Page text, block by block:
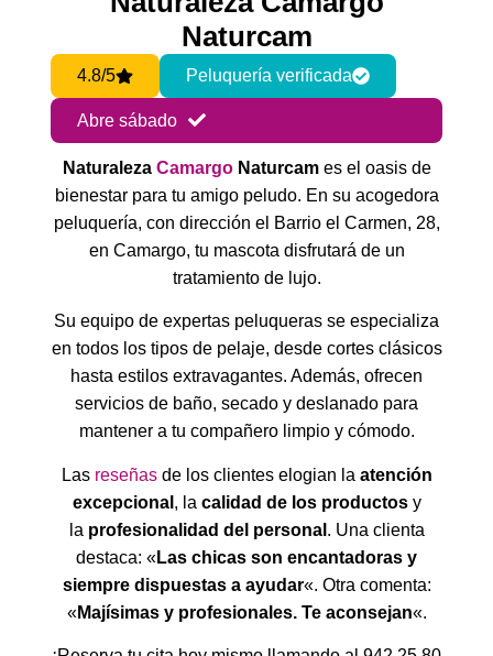
Naturcam
4.8/5 Peluquería verificada
Abre sábado
Naturaleza CamargoNaturcames el oasis de
bienestar para tu amigo peludo. En su acogedora
peluquería, con dirección el Barrio el Carmen, 28,
en Camargo, tu mascota disfrutará de un
tratamiento de lujo.
Su equipo de expertas peluqueras se especializa
en todos los tipos de pelaje, desde cortes clásicos
hasta estilos extravagantes. Además, ofrecen
servicios de baño, secado y deslanado para
mantener a tu compañero limpio y cómodo.
Las reseñasde los clientes elogian la atención
excepcional , la calidad de los productosy
la profesionalidad del personal . Una clienta
destaca: «Las chicas son encantadoras y
siempre dispuestas a ayudar«. Otra comenta:
«Majísimas y profesionales. Te aconsejan«.